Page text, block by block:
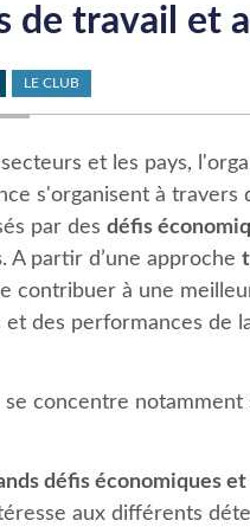
de travail et
LE CLUB
et les pays,
s'organisent à
par des défis
. A partir d’une approche
contribuer à une
et des performances de
se concentre notamment
défis économiques et
aux différents